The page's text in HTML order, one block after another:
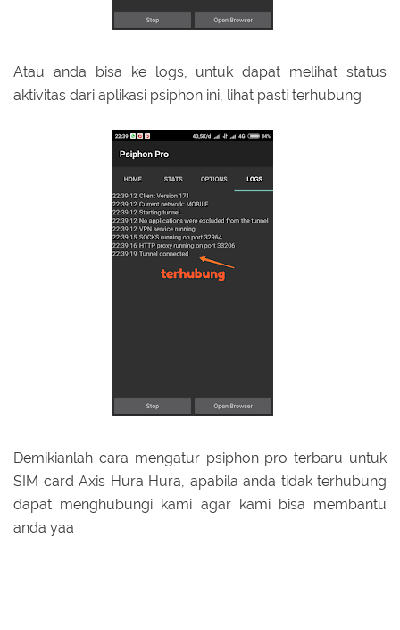
Atau anda bisa ke logs, untuk dapat melihat status
aktivitas dari aplikasi psiphon ini, lihat pasti terhubung
Demikianlah cara mengatur psiphon pro terbaru untuk
SIM card Axis Hura Hura, apabila anda tidak terhubung
dapat menghubungi kami agar kami bisa membantu
anda yaa